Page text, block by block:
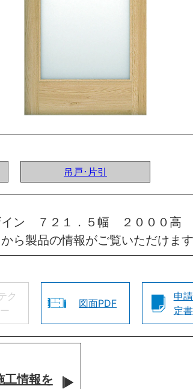
吊戸･片引
ン ７２１．５幅 ２０００
ら製品の情報がご覧いただけます
ク
図面PDF
申
定
工情報を